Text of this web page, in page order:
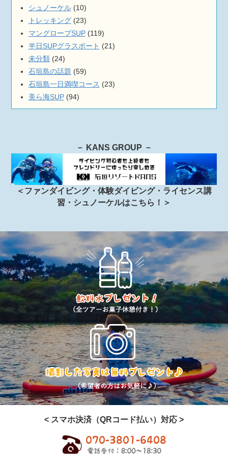
シュノーケル(10)
トレッキング(23)
マングローブSUP(119)
半日SUPグラスボート (21)
未分類(24)
石垣島の話題 (59)
石垣島一日満喫コース (23)
美ら海SUP(94)
－ KANS GROUP －
＜ファンダイビング・体験ダイビング・ライセンス講
習・シュノーケルはこちら！＞
< スマホ決済（QRコード払い）対応 >